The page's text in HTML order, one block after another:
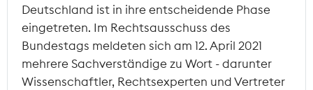
Deutschland ist in ihre entscheidende Phase
eingetreten. Im Rechtsausschuss des
Bundestags meldeten sich am 12. April 2021
mehrere Sachverständige zu Wort - darunter
Wissenschaftler, Rechtsexperten und Vertreter